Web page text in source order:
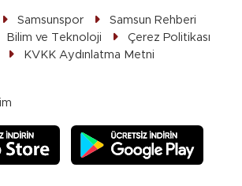
Samsunspor
Samsun Rehberi
Bilim ve Teknoloji
Çerez Politikası
KVKK Aydınlatma Metni